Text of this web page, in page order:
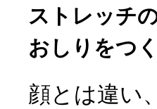
ストレッチ
おしりをつ
顔とは違い